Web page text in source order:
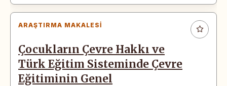
ARAŞTIRMA MAKALESI
Çocukların Çevre Hakkı ve
Türk Eğitim Sisteminde Çevre
Eğitiminin Genel